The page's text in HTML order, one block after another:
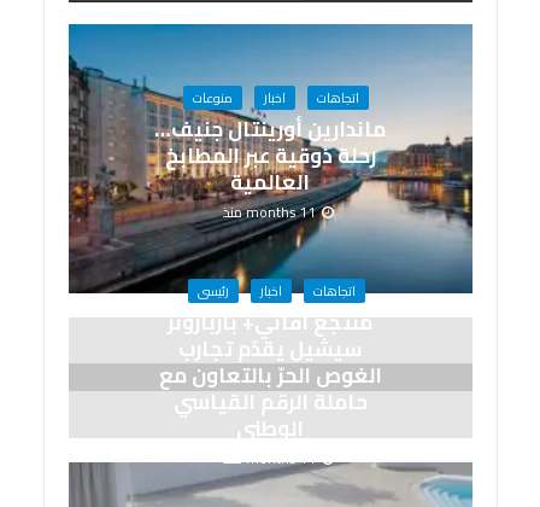
اتجاهات اخبار منوعات
ماندارين أورينتال جنيف…
رحلة ذوقية عبر المطابخ
العالمية
11 months منذ
اتجاهات اخبار رئيسى
منتجع أفاني+ باربارونز
سيشيل يقدّم تجارب
الغوص الحرّ بالتعاون مع
حاملة الرقم القياسي
الوطني
11 months منذ